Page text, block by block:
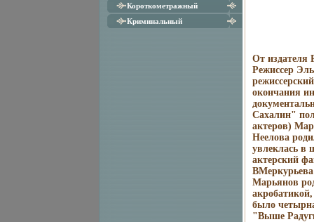
Короткометражный
Криминальный
От издателя
Режиссер
окончания
Сахалин"
актеров)
Неелова
увлеклась в
актерский
Марьянов
было
"Выше